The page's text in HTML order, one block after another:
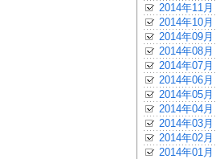
2014年11月
2014年10月
2014年09月
2014年08月
2014年07月
2014年06月
2014年05月
2014年04月
2014年03月
2014年02月
2014年01月